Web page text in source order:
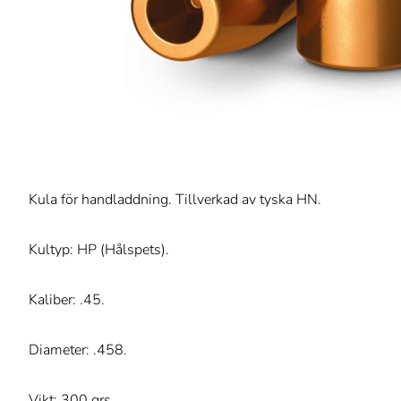
Kula för handladdning. Tillverkad av tyska HN.
Kultyp: HP (Hålspets).
Kaliber: .45.
Diameter: .458.